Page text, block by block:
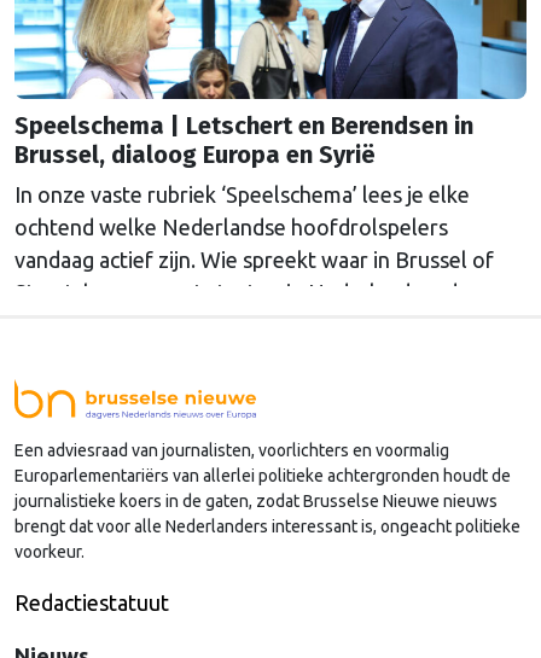
Speelschema | Letschert en Berendsen in
Brussel, dialoog Europa en Syrië
In onze vaste rubriek ‘Speelschema’ lees je elke
ochtend welke Nederlandse hoofdrolspelers
vandaag actief zijn. Wie spreekt waar in Brussel of
Straatsburg, en wat staat er in Nederland op de
Een adviesraad van journalisten, voorlichters en voormalig
Europarlementariërs van allerlei politieke achtergronden houdt de
journalistieke koers in de gaten, zodat Brusselse Nieuwe nieuws
brengt dat voor alle Nederlanders interessant is, ongeacht politieke
voorkeur.
Redactiestatuut